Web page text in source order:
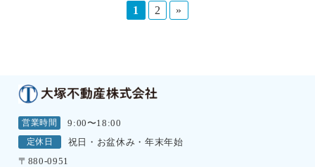
1 2 »
営業時間
9:00〜18:00
定休日
祝日・お盆休み・年末年始
〒880-0951